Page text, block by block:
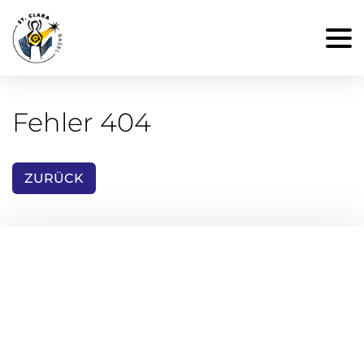
Fehler 404
ZURÜCK